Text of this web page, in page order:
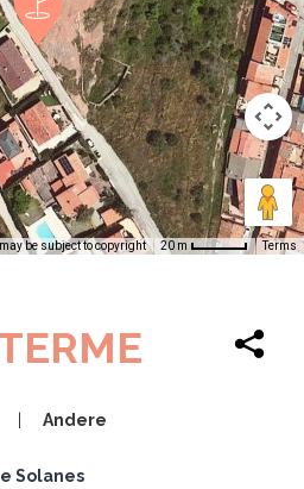
may be subject to copyright 20 m Terms
Andere
Solanes